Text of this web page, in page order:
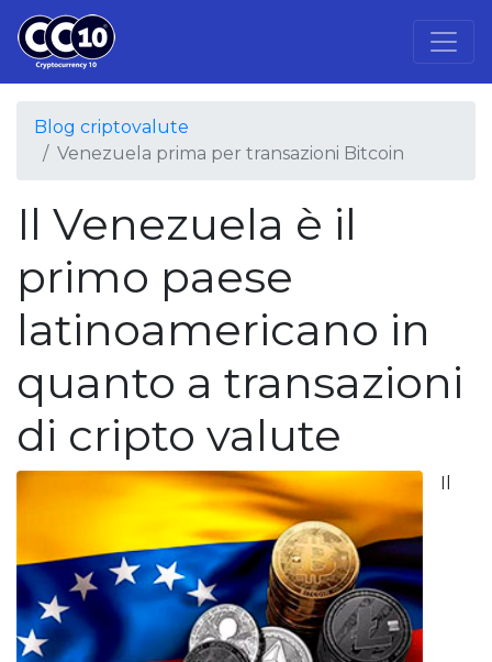
Blog criptovalute
Venezuela prima per transazioni Bitcoin
Il Venezuela è il
primo paese
latinoamericano in
quanto a transazioni
di cripto valute
Il